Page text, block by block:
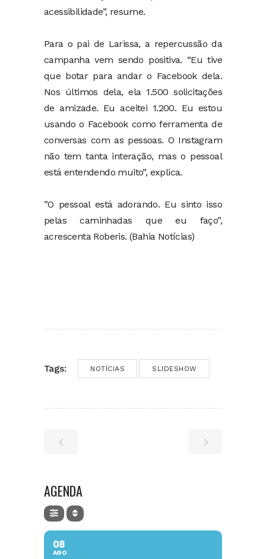
acessibilidade”, resume.
Para o pai de Larissa, a repercussão da
campanha vem sendo positiva. “Eu tive
que botar para andar o Facebook dela.
Nos últimos dela, ela 1.500 solicitações
de amizade. Eu aceitei 1.200. Eu estou
usando o Facebook como ferramenta de
conversas com as pessoas. O Instagram
não tem tanta interação, mas o pessoal
está entendendo muito”, explica.
”O pessoal está adorando. Eu sinto isso
pelas caminhadas que eu faço”,
acrescenta Roberis. (Bahia Notícias)
Tags: NOTÍCIAS SLIDESHOW
AGENDA
08
AGO